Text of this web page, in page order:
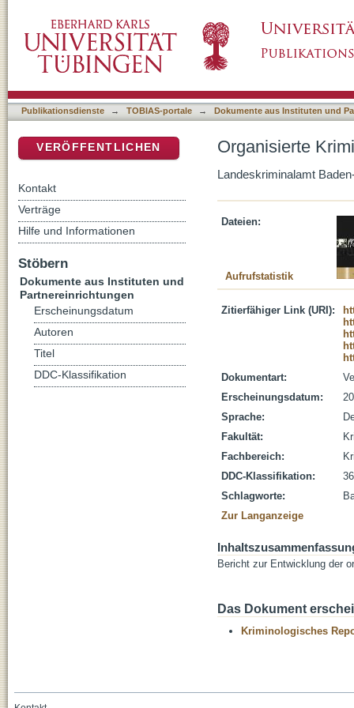
Publikationsdienste → TOBIAS-portale → Dokumente aus Instituten und
Organisierte
Landeskriminalamt
Dateien:
Aufrufstatistik
Zitierfähiger Link (URI):
Dokumentart:
Erscheinungsdatum:
Sprache:
Fakultät:
Fachbereich:
DDC-Klassifikation:
Schlagworte:
Zur Langanzeige
Bericht zur Entwicklung der
Das Dokument
Kriminologisches
VERÖFFENTLICHEN
Kontakt
Verträge
Hilfe und Informationen
Stöbern
Dokumente aus Instituten und
Partnereinrichtungen
Erscheinungsdatum
Autoren
Titel
DDC-Klassifikation